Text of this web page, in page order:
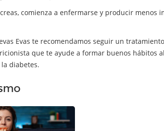
comienza a enfermarse y producir menos
Evas te recomendamos seguir un
que te ayude a formar buenos hábitos
diabetes.